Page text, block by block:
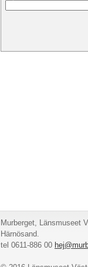
Murberget, Länsmuseet
Härnösand.
tel 0611-886 00